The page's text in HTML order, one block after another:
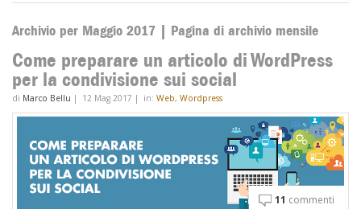
Archivio per Maggio 2017 | Pagina di archivio mensile
Come preparare un articolo di WordPress
per la condivisione sui social
di Marco Bellu | 12 Mag 2017 | in: Web, Wordpress
11 commenti